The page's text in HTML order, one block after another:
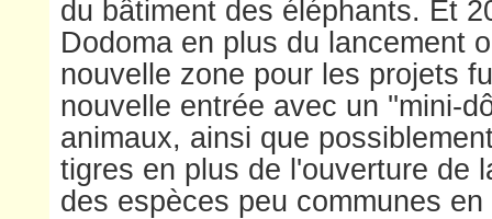
du bâtiment des éléphants. Et
Dodoma en plus du lancement
nouvelle zone pour les projets
nouvelle entrée avec un ''mini-
animaux, ainsi que
tigres en plus de l'ouverture de
des espèces peu communes en